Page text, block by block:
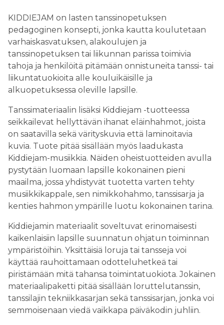
KIDDIEJAM on lasten tanssinopetuksen
pedagoginen konsepti, jonka kautta koulutetaan
varhaiskasvatuksen, alakoulujen ja
tanssinopetuksen tai liikunnan parissa toimivia
tahoja ja henkilöitä pitämään onnistuneita tanssi- tai
liikuntatuokioita alle kouluikäisille ja
alkuopetuksessa oleville lapsille.
Tanssimateriaalin lisäksi Kiddiejam -tuotteessa
seikkailevat hellyttävän ihanat eläinhahmot, joista
on saatavilla sekä värityskuvia että laminoitavia
kuvia. Tuote pitää sisällään myös laadukasta
Kiddiejam-musiikkia. Näiden oheistuotteiden avulla
pystytään luomaan lapsille kokonainen pieni
maailma, jossa yhdistyvät tuotetta varten tehty
musiikkikappale, sen nimikkohahmo, tanssisarja ja
kenties hahmon ympärille luotu kokonainen tarina.
Kiddiejamin materiaalit soveltuvat erinomaisesti
kaikenlaisiin lapsille suunnatun ohjatun toiminnan
ympäristöihin. Yksittäisiä loruja tai tansseja voi
käyttää rauhoittamaan odotteluhetkeä tai
piristämään mitä tahansa toimintatuokiota. Jokainen
materiaalipaketti pitää sisällään loruttelutanssin,
tanssilajin tekniikkasarjan sekä tanssisarjan, jonka voi
semmoisenaan viedä vaikkapa päiväkodin juhliin.